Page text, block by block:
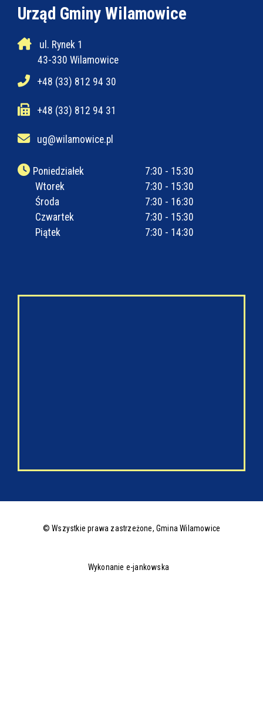
Urząd Gminy Wilamowice
ul. Rynek 1
43-330 Wilamowice
+48 (33) 812 94 30
+48 (33) 812 94 31
ug@wilamowice.pl
Poniedziałek
7:30 - 15:30
Wtorek
7:30 - 15:30
Środa
7:30 - 16:30
Czwartek
7:30 - 15:30
Piątek
7:30 - 14:30
© Wszystkie prawa zastrzeżone, Gmina Wilamowice
Wykonanie e-jankowska